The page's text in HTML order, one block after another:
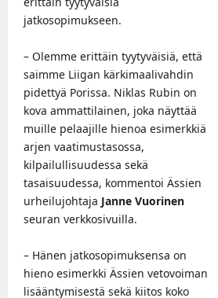
jatkosopimukseen.
– Olemme erittäin tyytyväisiä, että
saimme Liigan kärkimaalivahdin
pidettyä Porissa. Niklas Rubin on
kova ammattilainen, joka näyttää
muille pelaajille hienoa esimerkkiä
arjen vaatimustasossa,
kilpailullisuudessa sekä
tasaisuudessa, kommentoi Ässien
urheilujohtaja Janne Vuorinen
seuran verkkosivuilla.
– Hänen jatkosopimuksensa on
hieno esimerkki Ässien vetovoiman
lisääntymisestä sekä kiitos koko